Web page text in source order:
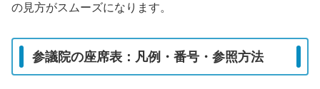
の見方がスムーズになります。
参議院の座席表：凡例・番号・参照方法